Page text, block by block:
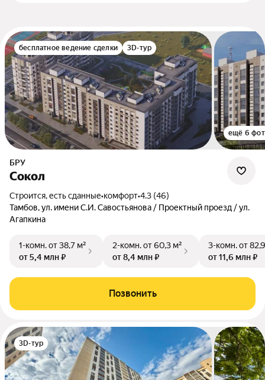
бесплатное ведение сделки 3D-тур
ещё 6
БРУ
Сокол
Строится, есть сданные•комфорт•4.3 (46)
Тамбов, ул. имени С.И. Савостьянова / Проектный проезд / ул.
Агапкина
1-комн.от 38,7 м²
от 5,4 млн ₽
2-комн.от 60,3 м²
от 8,4 млн ₽
3-комн.от
от 11,6 млн ₽
Позвонить
3D-тур